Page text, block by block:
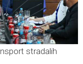
stradalih